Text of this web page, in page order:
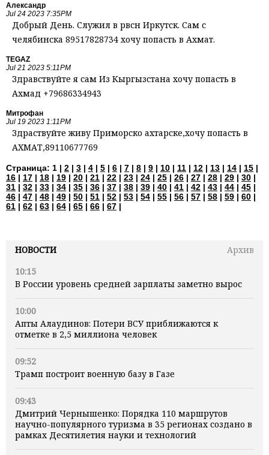
НОВОСТИ
Архив
10:15
В России уровень средней зарплаты заметно вырос
10:00
Апты Алаудинов: Потери ВСУ приближаются к
отметке в 2,5 миллиона человек
09:52
Трамп построит военную базу в Газе
09:43
Дмитрий Чернышенко: Порядка 110 маршрутов
научно-популярного туризма в 35 регионах создано в
рамках Десятилетия науки и технологий
Александр
Jul 24 2023 7:35PM
Добрый День. Служил в рвсн Иркутск. Сам с
челябинска 89517828734 хочу попасть в Ахмат.
TEGAZ
Jul 21 2023 5:11PM
Здравствуйте я сам Из Кыргызстана хочу попасть в
Ахмад +79686334943
Митрофан
Jul 19 2023 1:11PM
Здраствуйте живу Приморско ахтарске,хочу попасть в
АХМАТ,89110677769
Страница: 1 | 2 | 3 | 4 | 5 | 6 | 7 | 8 | 9 | 10 | 11 | 12 | 13 | 14 | 15 |
16 | 17 | 18 | 19 | 20 | 21 | 22 | 23 | 24 | 25 | 26 | 27 | 28 | 29 | 30 |
31 | 32 | 33 | 34 | 35 | 36 | 37 | 38 | 39 | 40 | 41 | 42 | 43 | 44 | 45 |
46 | 47 | 48 | 49 | 50 | 51 | 52 | 53 | 54 | 55 | 56 | 57 | 58 | 59 | 60 |
61 | 62 | 63 | 64 | 65 | 66 | 67 |